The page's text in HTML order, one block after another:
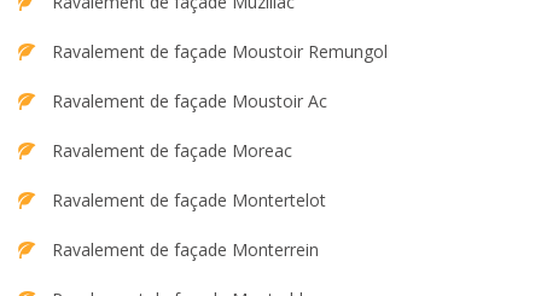
Ravalement de façade Moustoir Remungol
Ravalement de façade Moustoir Ac
Ravalement de façade Moreac
Ravalement de façade Montertelot
Ravalement de façade Monterrein